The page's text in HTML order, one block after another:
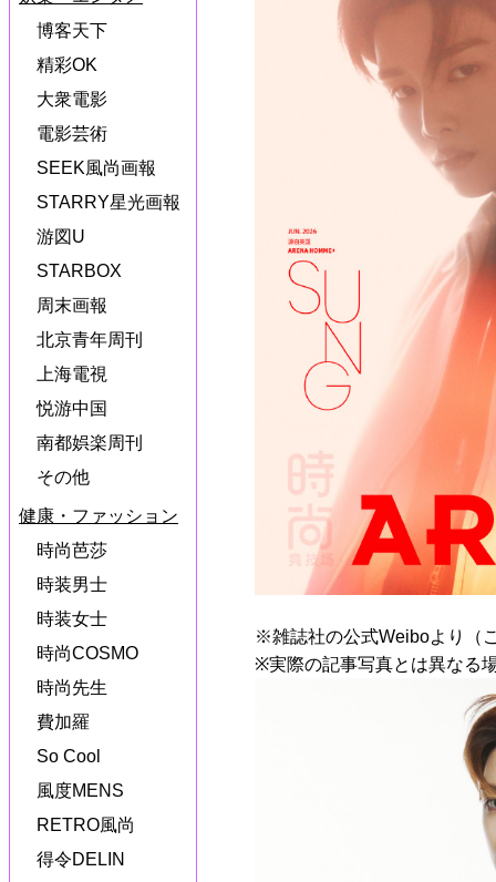
博客天下
精彩OK
大衆電影
電影芸術
SEEK風尚画報
STARRY星光画報
游図U
STARBOX
周末画報
北京青年周刊
上海電視
悦游中国
南都娯楽周刊
その他
健康・ファッション
時尚芭莎
時装男士
時装女士
時尚COSMO
時尚先生
費加羅
So Cool
風度MENS
RETRO風尚
得令DELIN
※雑誌社の公式Weiboより（
※実際の記事写真とは異なる